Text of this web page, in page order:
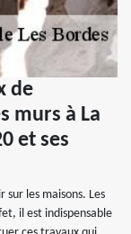
de
murs à La
et ses
sur les maisons. Les
il est indispensable